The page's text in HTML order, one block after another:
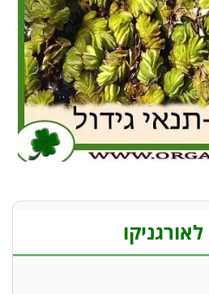
לאורגניקו